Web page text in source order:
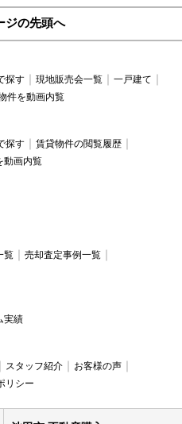
ジの先頭へ
探す 現地販売会一覧
一戸建て
件を動画内覧
探す
賃貸物件の閲覧履歴
動画内覧
覧
売却査定事例一覧
実績
スタッフ紹介
お客様の声
リシー